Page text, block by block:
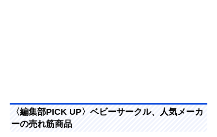
〈編集部PICK UP〉ベビーサークル、人気メーカ
ーの売れ筋商品